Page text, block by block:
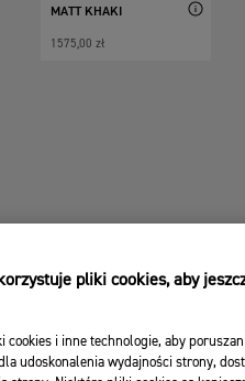
MATT KHAKI
1575,00 zł
pliki cookies, aby
cookies i inne technologie, aby
udoskonalenia wydajności strony,